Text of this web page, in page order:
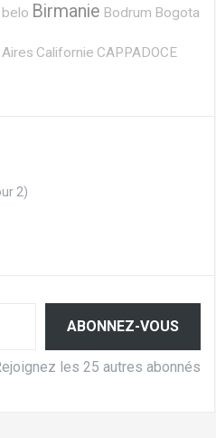
belo Birmanie Bodrum Bogota
Californie CAPPADOCE
2)
ABONNEZ-VOUS
les 25 autres abonnés